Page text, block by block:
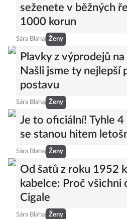
seženete v běžných
1000 korun
Sára Blahaj Ženy
Plavky z výprodejů
Našli jsme ty nejlepší
postavu
Sára Blahaj Ženy
Je to oficiální! Tyhle
se stanou hitem
Sára Blahaj Ženy
Od šatů z roku 1952
kabelce: Proč všichni
Cigale
Sára Blahaj Ženy